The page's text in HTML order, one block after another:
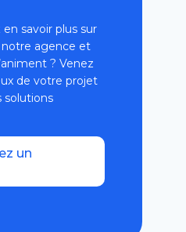
savoir plus sur
notre agence et
? Venez
de votre projet
solutions
un